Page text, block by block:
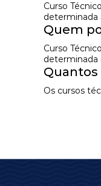
Curso
determinada
Quem
Curso
determinada
Quantos
Os cursos